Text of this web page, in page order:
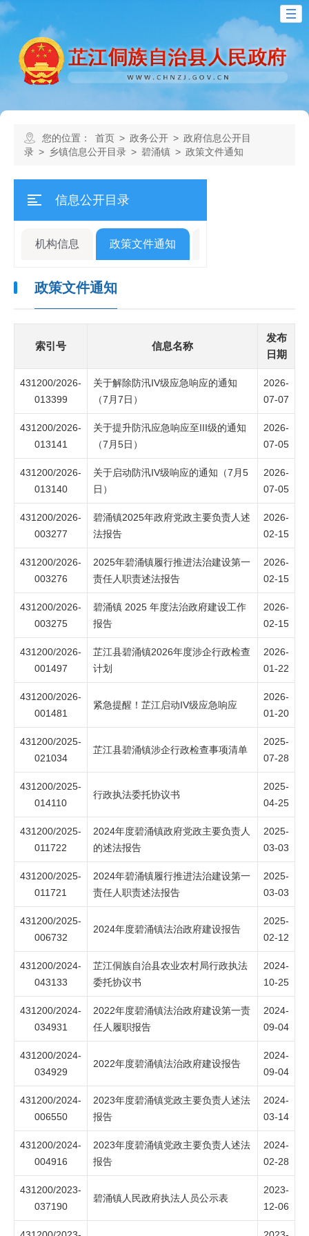
您的位置： 首页 > 政务公开 > 政府信息公开目
录 > 乡镇信息公开目录 > 碧涌镇 > 政策文件通知
信息公开目录
机构信息 政策文件通知
政策文件通知
索引号 信息名称
发布
日期
431200/2026-
013399
关于解除防汛IV级应急响应的通知
（7月7日）
2026-
07-07
431200/2026-
013141
关于提升防汛应急响应至III级的通知
（7月5日）
2026-
07-05
431200/2026-
013140
关于启动防汛IV级响应的通知（7月5
日）
2026-
07-05
431200/2026-
003277
碧涌镇2025年政府党政主要负责人述
法报告
2026-
02-15
431200/2026-
003276
2025年碧涌镇履行推进法治建设第一
责任人职责述法报告
2026-
02-15
431200/2026-
003275
碧涌镇 2025 年度法治政府建设工作
报告
2026-
02-15
431200/2026-
001497
芷江县碧涌镇2026年度涉企行政检查
计划
2026-
01-22
431200/2026-
001481
紧急提醒！芷江启动IV级应急响应
2026-
01-20
431200/2025-
021034
芷江县碧涌镇涉企行政检查事项清单
2025-
07-28
431200/2025-
014110
行政执法委托协议书
2025-
04-25
431200/2025-
011722
2024年度碧涌镇政府党政主要负责人
的述法报告
2025-
03-03
431200/2025-
011721
2024年碧涌镇履行推进法治建设第一
责任人职责述法报告
2025-
03-03
431200/2025-
006732
2024年度碧涌镇法治政府建设报告
2025-
02-12
431200/2024-
043133
芷江侗族自治县农业农村局行政执法
委托协议书
2024-
10-25
431200/2024-
034931
2022年度碧涌镇法治政府建设第一责
任人履职报告
2024-
09-04
431200/2024-
034929
2022年度碧涌镇法治政府建设报告
2024-
09-04
431200/2024-
006550
2023年度碧涌镇党政主要负责人述法
报告
2024-
03-14
431200/2024-
004916
2023年度碧涌镇党政主要负责人述法
报告
2024-
02-28
431200/2023-
037190
碧涌镇人民政府执法人员公示表
2023-
12-06